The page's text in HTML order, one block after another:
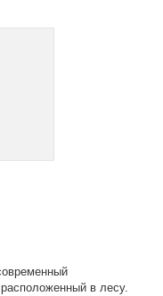
в лесу.